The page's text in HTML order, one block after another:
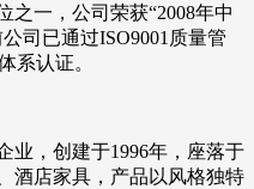
之一，公司荣获“2008年中
司已通过ISO9001质量管
系认证。
业，创建于1996年，座落于
酒店家具，产品以风格独特